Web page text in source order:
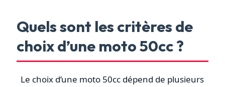
Quels sont les critères de
choix d’une moto 50cc ?
Le choix d’une moto 50cc dépend de plusieurs